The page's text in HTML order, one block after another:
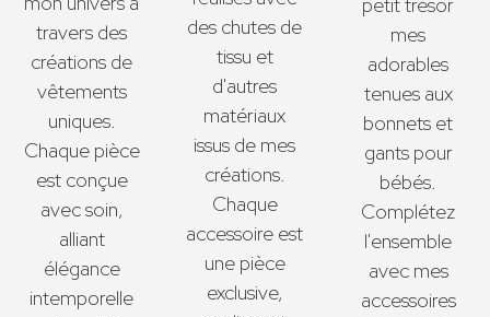
travers des
créations de
vêtements
uniques.
Chaque pièce
est conçue
avec soin,
alliant
élégance
intemporelle
des chutes de
tissu et
d'autres
matériaux
issus de mes
créations.
Chaque
accessoire est
une pièce
exclusive,
petit trésor
mes
adorables
tenues aux
bonnets et
gants pour
bébés.
Complétez
l'ensemble
avec mes
accessoires